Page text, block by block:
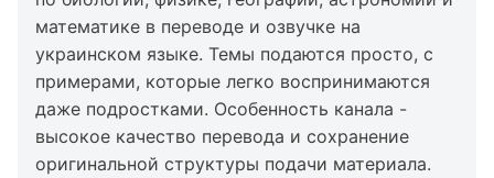
математике в переводе и озвучке на
украинском языке. Темы подаются просто, с
примерами, которые легко воспринимаются
даже подростками. Особенность канала -
высокое качество перевода и сохранение
оригинальной структуры подачи материала.